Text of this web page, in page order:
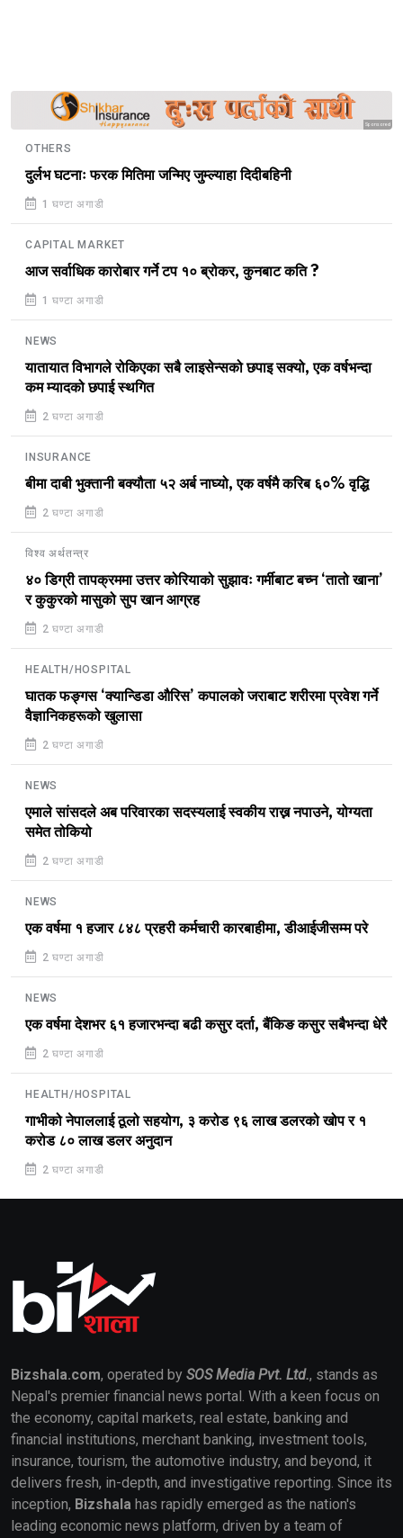
Sponsored
OTHERS
दुर्लभ घटनाः फरक मितिमा जन्मिए जुम्ल्याहा दिदीबहिनी
1 घण्टा अगाडी
CAPITAL MARKET
आज सर्वाधिक कारोबार गर्ने टप १० ब्रोकर, कुनबाट कति ?
1 घण्टा अगाडी
NEWS
यातायात विभागले रोकिएका सबै लाइसेन्सको छपाइ सक्यो, एक वर्षभन्दा
कम म्यादको छपाई स्थगित
2 घण्टा अगाडी
INSURANCE
बीमा दाबी भुक्तानी बक्यौता ५२ अर्ब नाघ्यो, एक वर्षमै करिब ६०% वृद्धि
2 घण्टा अगाडी
विश्व अर्थतन्त्र
४० डिग्री तापक्रममा उत्तर कोरियाको सुझावः गर्मीबाट बच्न ‘तातो खाना’
र कुकुरको मासुको सुप खान आग्रह
2 घण्टा अगाडी
HEALTH/HOSPITAL
घातक फङ्गस ‘क्यान्डिडा औरिस’ कपालको जराबाट शरीरमा प्रवेश गर्ने
वैज्ञानिकहरूको खुलासा
2 घण्टा अगाडी
NEWS
एमाले सांसदले अब परिवारका सदस्यलाई स्वकीय राख्न नपाउने, योग्यता
समेत तोकियो
2 घण्टा अगाडी
NEWS
एक वर्षमा १ हजार ८४८ प्रहरी कर्मचारी कारबाहीमा, डीआईजीसम्म परे
2 घण्टा अगाडी
NEWS
एक वर्षमा देशभर ६१ हजारभन्दा बढी कसुर दर्ता, बैंकिङ कसुर सबैभन्दा धेरै
2 घण्टा अगाडी
HEALTH/HOSPITAL
गाभीको नेपाललाई ठूलो सहयोग, ३ करोड ९६ लाख डलरको खोप र १
करोड ८० लाख डलर अनुदान
2 घण्टा अगाडी
Bizshala.com, operated by SOS Media Pvt. Ltd., stands as
Nepal's premier financial news portal. With a keen focus on
the economy, capital markets, real estate, banking and
financial institutions, merchant banking, investment tools,
insurance, tourism, the automotive industry, and beyond, it
delivers fresh, in-depth, and investigative reporting. Since its
inception, Bizshala has rapidly emerged as the nation's
leading economic news platform, driven by a team of